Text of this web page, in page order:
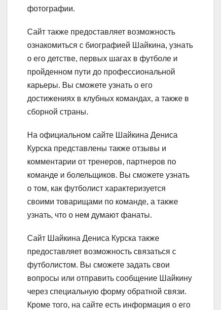
фотографии.
Сайт также предоставляет возможность
ознакомиться с биографией Шайкина, узнать
о его детстве, первых шагах в футболе и
пройденном пути до профессиональной
карьеры. Вы сможете узнать о его
достижениях в клубных командах, а также в
сборной страны.
На официальном сайте Шайкина Дениса
Курска представлены также отзывы и
комментарии от тренеров, партнеров по
команде и болельщиков. Вы сможете узнать
о том, как футболист характеризуется
своими товарищами по команде, а также
узнать, что о нем думают фанаты.
Сайт Шайкина Дениса Курска также
предоставляет возможность связаться с
футболистом. Вы сможете задать свои
вопросы или отправить сообщение Шайкину
через специальную форму обратной связи.
Кроме того, на сайте есть информация о его